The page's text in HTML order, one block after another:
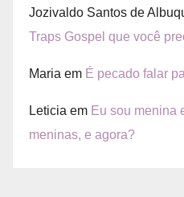
Jozivaldo Santos de
Traps Gospel que você
Maria em É pecado falar
Leticia em Eu sou menina
meninas, e agora?